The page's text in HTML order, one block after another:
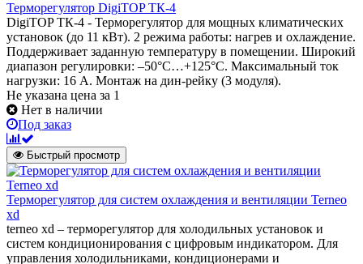
Терморегулятор DigiTOP ТК-4
DigiTOP ТК-4 - Терморегулятор для мощных климатических
установок (до 11 кВт). 2 режима работы: нагрев и охлаждение.
Поддерживает заданную температуру в помещении. Широкий
диапазон регулировки: –50°C…+125°C. Максимальный ток
нагрузки: 16 А. Монтаж на дин-рейку (3 модуля).
Не указана цена за 1
Нет в наличии
Под заказ
Быстрый просмотр
Терморегулятор для систем охлаждения и вентиляции Terneo
xd
terneo xd – терморегулятор для холодильных установок и
систем кондиционирования с цифровым индикатором. Для
управления холодильниками, кондиционерами и